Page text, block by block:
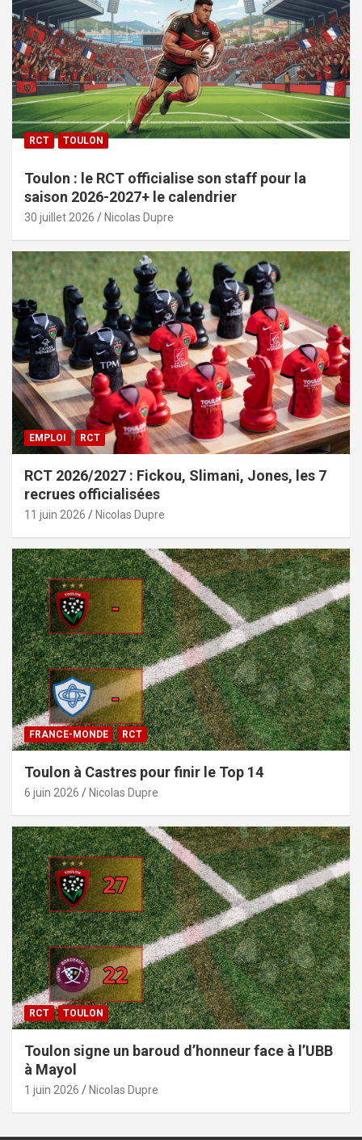
RCT TOULON
Toulon : le RCT officialise son staff pour la
saison 2026-2027+ le calendrier
30 juillet 2026 Nicolas Dupre
EMPLOI RCT
RCT 2026/2027 : Fickou, Slimani, Jones, les 7
recrues officialisées
11 juin 2026 Nicolas Dupre
FRANCE-MONDE RCT
Toulon à Castres pour finir le Top 14
6 juin 2026 Nicolas Dupre
RCT TOULON
Toulon signe un baroud d’honneur face à l’UBB
à Mayol
1 juin 2026 Nicolas Dupre